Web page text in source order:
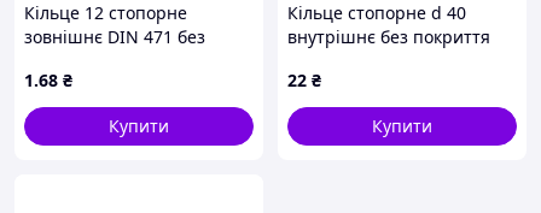
Кільце 12 стопорне
зовнішнє DIN 471 без
1.68 ₴
Купити
Кільце стопорне d 40
внутрішнє без покриття
22 ₴
Купити